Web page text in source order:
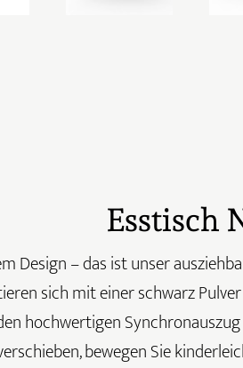
Esstisch
Design – das ist unser
sich mit einer schwarz
hochwertigen
bewegen Sie